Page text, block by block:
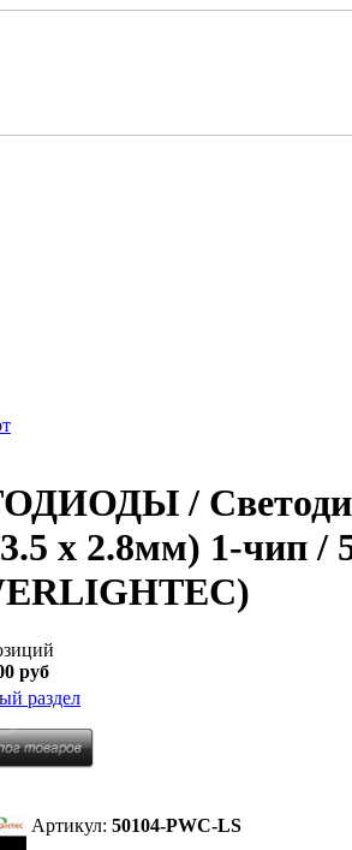
/
х 2.8мм) 1-чип
руб
раздел
Артикул: 50104-PWC-LS